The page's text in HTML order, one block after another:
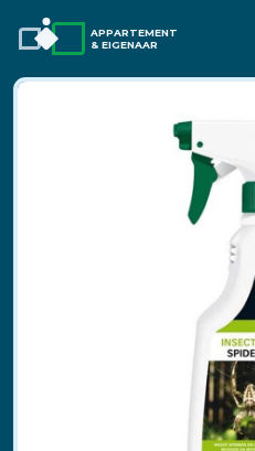
APPARTEMENT
& EIGENAAR